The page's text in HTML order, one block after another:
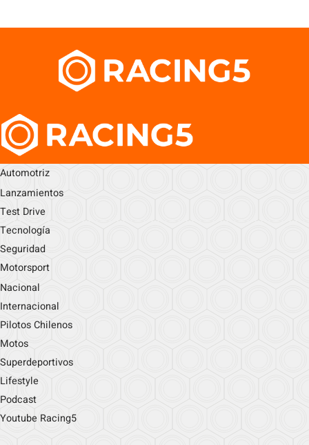
Automotriz
Lanzamientos
Test Drive
Tecnología
Seguridad
Motorsport
Nacional
Internacional
Pilotos Chilenos
Motos
Superdeportivos
Lifestyle
Podcast
Youtube Racing5